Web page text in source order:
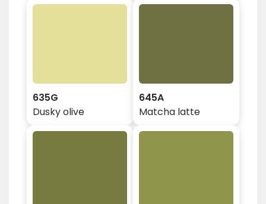
635G
Dusky olive
645A
Matcha latte